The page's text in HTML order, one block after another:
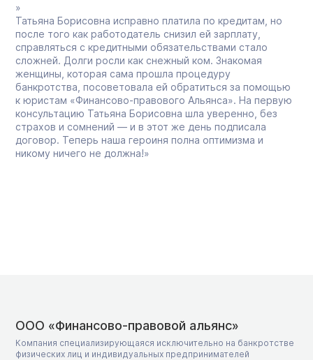
»
Татьяна Борисовна исправно платила по кредитам, но
после того как работодатель снизил ей зарплату,
справляться с кредитными обязательствами стало
сложней. Долги росли как снежный ком. Знакомая
женщины, которая сама прошла процедуру
банкротства, посоветовала ей обратиться за помощью
к юристам «Финансово-правового Альянса». На первую
консультацию Татьяна Борисовна шла уверенно, без
страхов и сомнений — и в этот же день подписала
договор. Теперь наша героиня полна оптимизма и
никому ничего не должна!»
ООО «Финансово-правовой альянс»
Компания специализирующаяся исключительно на банкротстве
физических лиц и индивидуальных предпринимателей